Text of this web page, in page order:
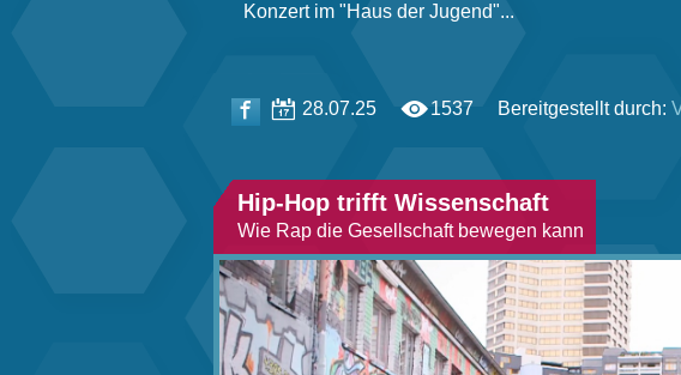
Konzert im "Haus der Jugend"...
28.07.25 1537 Bereitgestellt durch:
Hip-Hop trifft Wissenschaft
Wie Rap die Gesellschaft bewegen kann